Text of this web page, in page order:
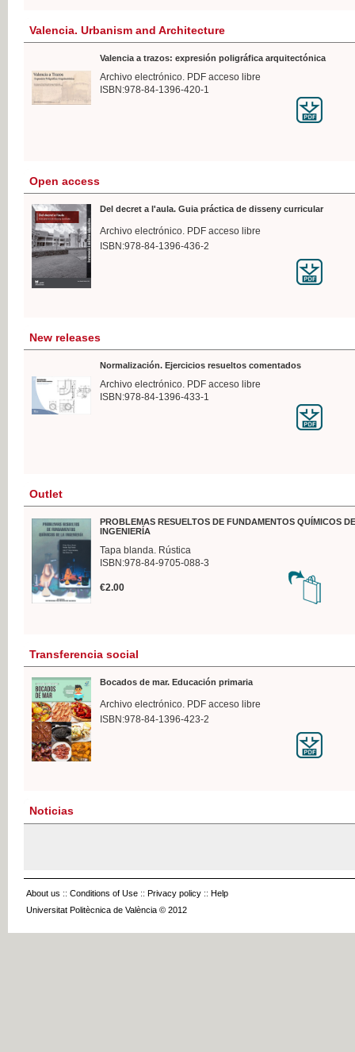
Valencia. Urbanism and Architecture
Valencia a trazos: expresión poligráfica arquitectónica
Archivo electrónico. PDF acceso libre
ISBN:978-84-1396-420-1
Open access
Del decret a l'aula. Guia práctica de disseny curricular
Archivo electrónico. PDF acceso libre
ISBN:978-84-1396-436-2
New releases
Normalización. Ejercicios resueltos comentados
Archivo electrónico. PDF acceso libre
ISBN:978-84-1396-433-1
Outlet
PROBLEMAS RESUELTOS DE FUNDAMENTOS QUÍMICOS
INGENIERÍA
Tapa blanda. Rústica
ISBN:978-84-9705-088-3
€2.00
Transferencia social
Bocados de mar. Educación primaria
Archivo electrónico. PDF acceso libre
ISBN:978-84-1396-423-2
Noticias
About us :: Conditions of Use :: Privacy policy :: Help
Universitat Politècnica de València © 2012